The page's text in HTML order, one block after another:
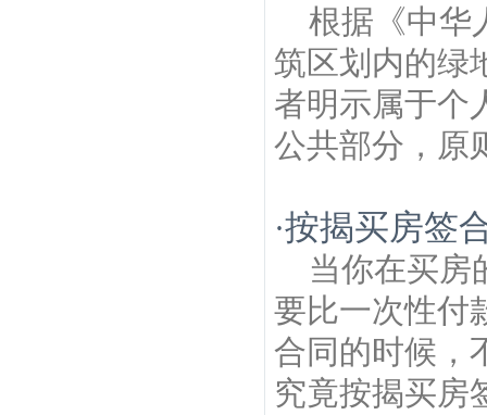
根据《中华
筑区划内的绿
者明示属于个
公共部分，原
·按揭买房签
当你在买房
要比一次性付
合同的时候，
究竟按揭买房